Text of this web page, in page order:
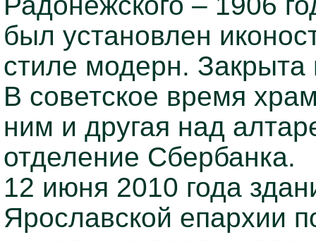
был установлен
стиле модерн. Закрыта
В советское время
ним и другая над
отделение Сбербанка.
12 июня 2010 года
Ярославской епархии